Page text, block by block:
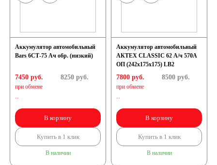
Аккумулятор автомобильный
Bars 6СТ-75 Ач обр. (низкий)
7450 руб.
при обмене
..
8250руб.
В корзину
Купить в 1 клик
В наличии
Аккумулятор автомобильный
АКТЕХ CLASSIC 62 А/ч 570А
ОП (242x175x175) LB2
7800 руб.
при обмене
..
8500руб.
В корзину
Купить в 1 клик
В наличии